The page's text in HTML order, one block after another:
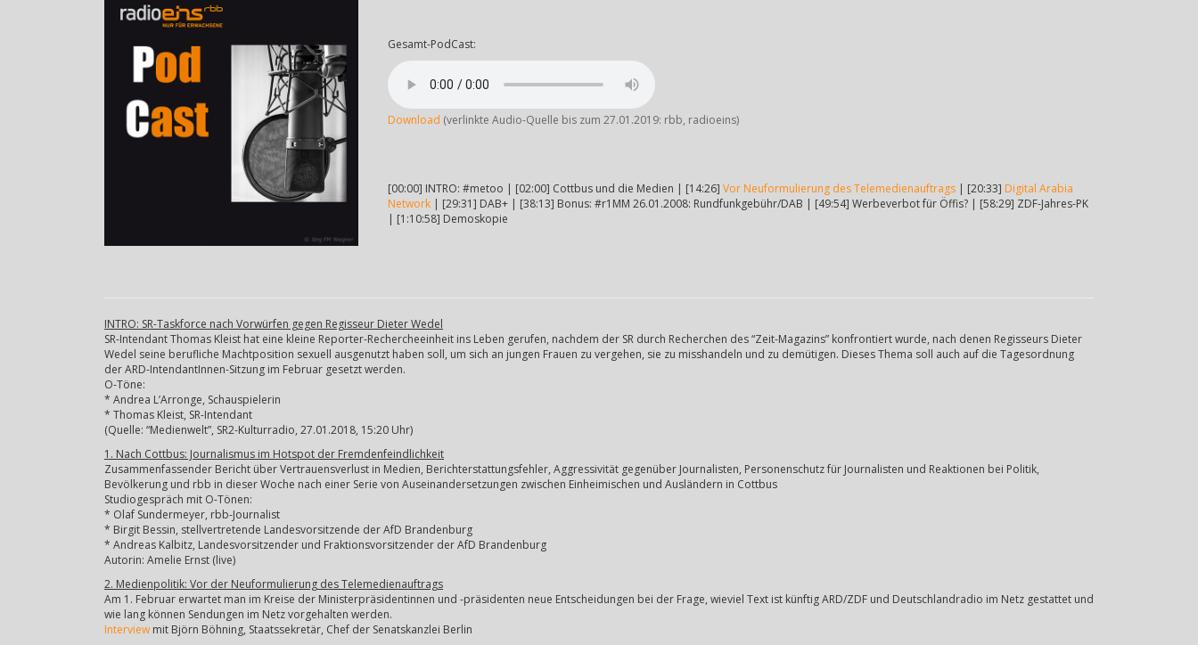
Gesamt-PodCast:
Download (verlinkte Audio-Quelle bis zum 27.01.2019: rbb, radioeins)
[00:00] INTRO: #metoo | [02:00] Cottbus und die Medien | [14:26] Vor Neuformulierung des Telemedienauftrags | [20:33] Digital Arabia
Network | [29:31] DAB+ | [38:13] Bonus: #r1MM 26.01.2008: Rundfunkgebühr/DAB | [49:54] Werbeverbot für Öffis? | [58:29] ZDF-Jahres-PK
| [1:10:58] Demoskopie
INTRO: SR-Taskforce nach Vorwürfen gegen Regisseur Dieter Wedel
SR-Intendant Thomas Kleist hat eine kleine Reporter-Rechercheeinheit ins Leben gerufen, nachdem der SR durch Recherchen des “Zeit-Magazins” konfrontiert wurde, nach denen Regisseurs Dieter
Wedel seine berufliche Machtposition sexuell ausgenutzt haben soll, um sich an jungen Frauen zu vergehen, sie zu misshandeln und zu demütigen. Dieses Thema soll auch auf die Tagesordnung
der ARD-IntendantInnen-Sitzung im Februar gesetzt werden.
O-Töne:
* Andrea L’Arronge, Schauspielerin
* Thomas Kleist, SR-Intendant
(Quelle: “Medienwelt”, SR2-Kulturradio, 27.01.2018, 15:20 Uhr)
1. Nach Cottbus: Journalismus im Hotspot der Fremdenfeindlichkeit
Zusammenfassender Bericht über Vertrauensverlust in Medien, Berichterstattungsfehler, Aggressivität gegenüber Journalisten, Personenschutz für Journalisten und Reaktionen bei Politik,
Bevölkerung und rbb in dieser Woche nach einer Serie von Auseinandersetzungen zwischen Einheimischen und Ausländern in Cottbus
Studiogespräch mit O-Tönen:
* Olaf Sundermeyer, rbb-Journalist
* Birgit Bessin, stellvertretende Landesvorsitzende der AfD Brandenburg
* Andreas Kalbitz, Landesvorsitzender und Fraktionsvorsitzender der AfD Brandenburg
Autorin: Amelie Ernst (live)
2. Medienpolitik: Vor der Neuformulierung des Telemedienauftrags
Am 1. Februar erwartet man im Kreise der Ministerpräsidentinnen und -präsidenten neue Entscheidungen bei der Frage, wieviel Text ist künftig ARD/ZDF und Deutschlandradio im Netz gestattet und
wie lang können Sendungen im Netz vorgehalten werden.
Interview mit Björn Böhning, Staatssekretär, Chef der Senatskanzlei Berlin